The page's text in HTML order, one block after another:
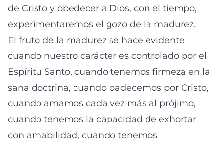
de Cristo y obedecer a Dios, con el tiempo,
experimentaremos el gozo de la madurez.
El fruto de la madurez se hace evidente
cuando nuestro carácter es controlado por el
Espíritu Santo, cuando tenemos firmeza en la
sana doctrina, cuando padecemos por Cristo,
cuando amamos cada vez más al prójimo,
cuando tenemos la capacidad de exhortar
con amabilidad, cuando tenemos